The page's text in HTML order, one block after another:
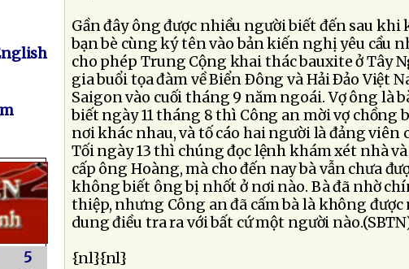
5
Gần đây ông được nhiều người biết đến sau khi
bạn bè cùng ký tên vào bản kiến nghị yêu cầu
cho phép Trung Cộng khai thác bauxite ở Tây
gia buổi tọa đàm về Biển Ðông và Hải Ðảo Việt
Saigon vào cuối tháng 9 năm ngoái. Vợ ông là
biết ngày 11 tháng 8 thì Công an mời vợ chồng
nơi khác nhau, và tố cáo hai người là đảng viên
Tối ngày 13 thì chúng đọc lệnh khám xét nhà
cấp ông Hoàng, mà cho đến nay bà vẫn chưa
không biết ông bị nhốt ở nơi nào. Bà đã nhờ
thiệp, nhưng Công an đã cấm bà là không
dung điều tra ra với bất cứ một người
{nl}{nl}